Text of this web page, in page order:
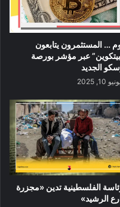
… المستثمرون يتابعون
عبر مؤشر بورصة
الجديد
10, 2025
الفلسطينية تدين «مجزرة
الرشيد»